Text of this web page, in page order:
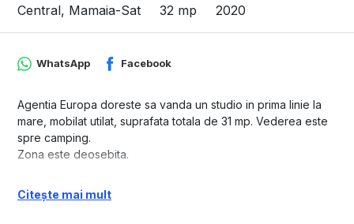
Central, Mamaia-Sat
32 mp 2020
WhatsApp Facebook
Agentia Europa doreste sa vanda un studio in prima linie la
mare, mobilat utilat, suprafata totala de 31 mp. Vederea este
spre camping.
Zona este deosebita.
Citește mai mult